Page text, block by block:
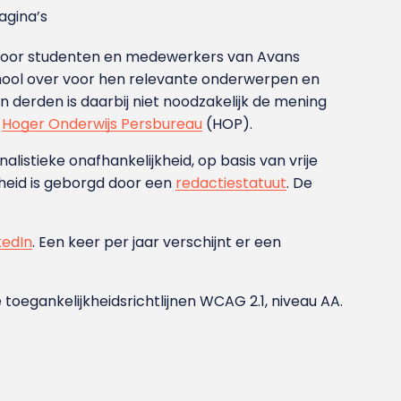
studenten en medewerkers van Avans
over voor hen relevante onderwerpen en
is daarbij niet noodzakelijk de mening
Hoger Onderwijs Persbureau (HOP).
onafhankelijkheid, op basis van vrije
is geborgd door een redactiestatuut. De
. Een keer per jaar verschijnt er een
WCAG 2.1, niveau AA.